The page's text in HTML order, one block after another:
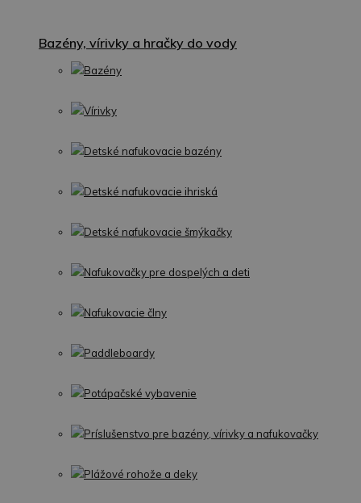
Bazény, vírivky a hračky do vody
Bazény
Vírivky
Detské nafukovacie bazény
Detské nafukovacie ihriská
Detské nafukovacie šmýkačky
Nafukovačky pre dospelých a deti
Nafukovacie člny
Paddleboardy
Potápačské vybavenie
Príslušenstvo pre bazény, vírivky a nafukovačky
Plážové rohože a deky